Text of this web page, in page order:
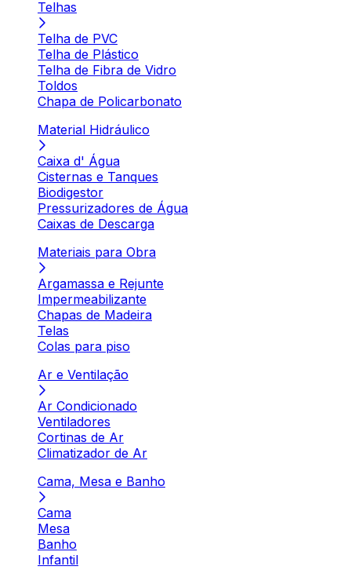
Telhas
Telha de PVC
Telha de Plástico
Telha de Fibra de Vidro
Toldos
Chapa de Policarbonato
Material Hidráulico
Caixa d' Água
Cisternas e Tanques
Biodigestor
Pressurizadores de Água
Caixas de Descarga
Materiais para Obra
Argamassa e Rejunte
Impermeabilizante
Chapas de Madeira
Telas
Colas para piso
Ar e Ventilação
Ar Condicionado
Ventiladores
Cortinas de Ar
Climatizador de Ar
Cama, Mesa e Banho
Cama
Mesa
Banho
Infantil